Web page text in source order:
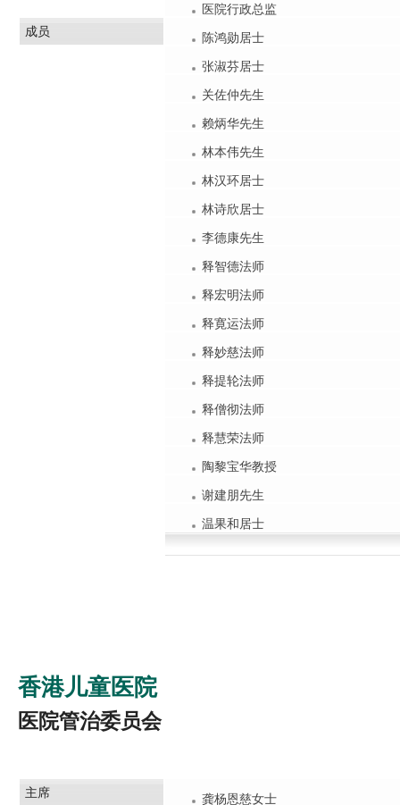
医院行政总监
成员
陈鸿勋居士
张淑芬居士
关佐仲先生
赖炳华先生
林本伟先生
林汉环居士
林诗欣居士
李德康先生
释智德法师
释宏明法师
释寛运法师
释妙慈法师
释提轮法师
释僧彻法师
释慧荣法师
陶黎宝华教授
谢建朋先生
温果和居士
香港儿童医院
医院管治委员会
主席 龚杨恩慈女士